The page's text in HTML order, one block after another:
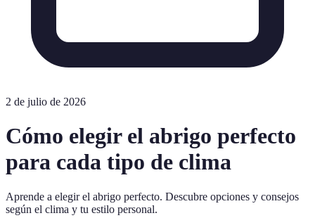
2 de julio de 2026
Cómo elegir el abrigo perfecto
para cada tipo de clima
Aprende a elegir el abrigo perfecto. Descubre opciones y consejos
según el clima y tu estilo personal.